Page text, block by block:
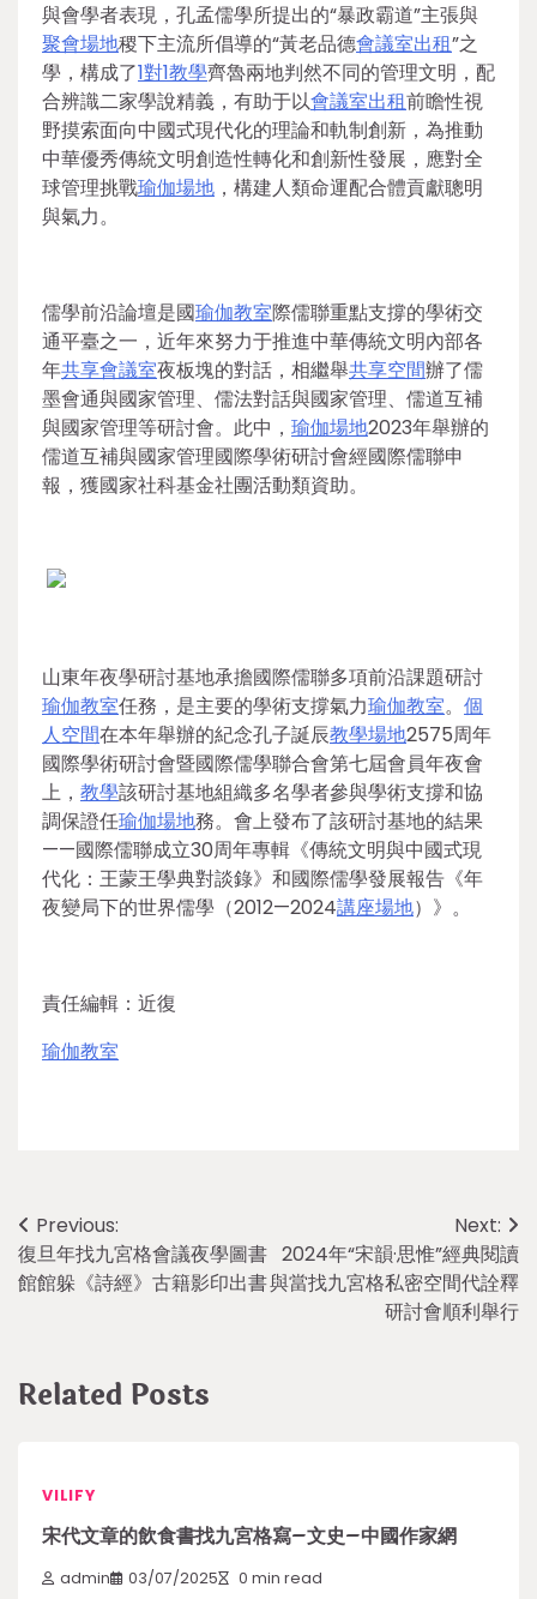
與會學者表現，孔孟儒學所提出的“暴政霸道”主張與
聚會場地稷下主流所倡導的“黃老品德會議室出租”之
學，構成了1對1教學齊魯兩地判然不同的管理文明，配
合辨識二家學說精義，有助于以會議室出租前瞻性視
野摸索面向中國式現代化的理論和軌制創新，為推動
中華優秀傳統文明創造性轉化和創新性發展，應對全
球管理挑戰瑜伽場地 ，構建人類命運配合體貢獻聰明
與氣力。
儒學前沿論壇是國瑜伽教室際儒聯重點支撐的學術交
通平臺之一，近年來努力于推進中華傳統文明內部各
年共享會議室夜板塊的對話，相繼舉共享空間辦了儒
墨會通與國家管理、儒法對話與國家管理、儒道互補
與國家管理等研討會。此中， 瑜伽場地2023年舉辦的
儒道互補與國家管理國際學術研討會經國際儒聯申
報，獲國家社科基金社團活動類資助。
山東年夜學研討基地承擔國際儒聯多項前沿課題研討
瑜伽教室任務，是主要的學術支撐氣力瑜伽教室。 個
人空間在本年舉辦的紀念孔子誕辰教學場地2575周年
國際學術研討會暨國際儒學聯合會第七屆會員年夜會
上， 教學該研討基地組織多名學者參與學術支撐和協
調保證任瑜伽場地務。會上發布了該研討基地的結果
——國際儒聯成立30周年專輯《傳統文明與中國式現
代化：王蒙王學典對談錄》和國際儒學發展報告《年
夜變局下的世界儒學（2012—2024講座場地）》。
責任編輯：近復
瑜伽教室
Post
navigation
Previous:
復旦年找九宮格會議夜學圖書
館館躲《詩經》古籍影印出書
Next:
2024年“宋韻·思惟”經典閱讀
與當找九宮格私密空間代詮釋
研討會順利舉行
Related Posts
VILIFY
宋代文章的飲食書找九宮格寫–文史–中國作家網
admin 03/07/2025 0 min read